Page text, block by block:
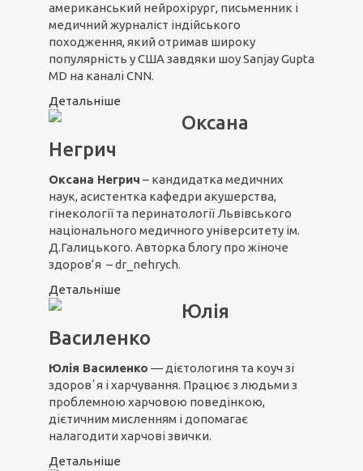
американський нейрохірург, письменник і
медичний журналіст індійського
походження, який отримав широку
популярність у США завдяки шоу Sanjay Gupta
MD на каналі CNN.
Детальніше
Оксана
Негрич
Оксана Негрич – кандидатка медичних
наук, асистентка кафедри акушерства,
гінекології та перинатології Львівського
національного медичного університету ім.
Д.Галицького. Авторка блогу про жіноче
здоров‘я – dr_nehrych.
Детальніше
Юлія
Василенко
Юлія Василенко — дієтологиня та коуч зі
здоровʼя і харчування. Працює з людьми з
проблемною харчовою поведінкою,
дієтичним мисленням і допомагає
налагодити харчові звички.
Детальніше